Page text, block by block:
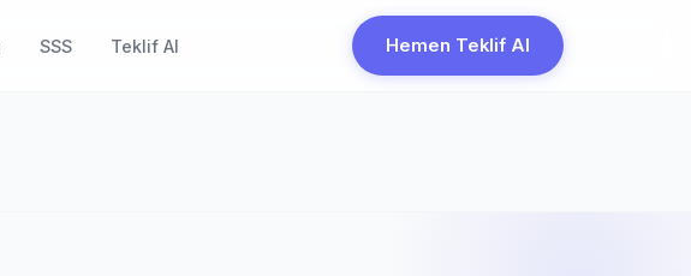
SSS Teklif Al Hemen Teklif Al